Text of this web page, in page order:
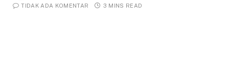
TIDAK ADA KOMENTAR 3 MINS READ